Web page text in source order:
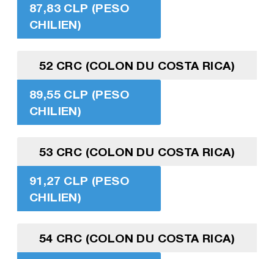
87,83 CLP (PESO
CHILIEN)
52 CRC (COLON DU COSTA RICA)
89,55 CLP (PESO
CHILIEN)
53 CRC (COLON DU COSTA RICA)
91,27 CLP (PESO
CHILIEN)
54 CRC (COLON DU COSTA RICA)